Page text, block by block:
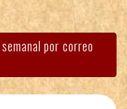
por correo